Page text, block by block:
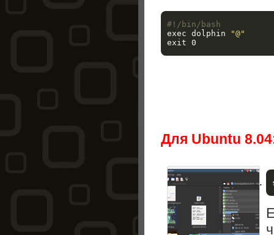
#!/bin/bash
exec dolphin
"@"
exit
Для Ubuntu 8.04